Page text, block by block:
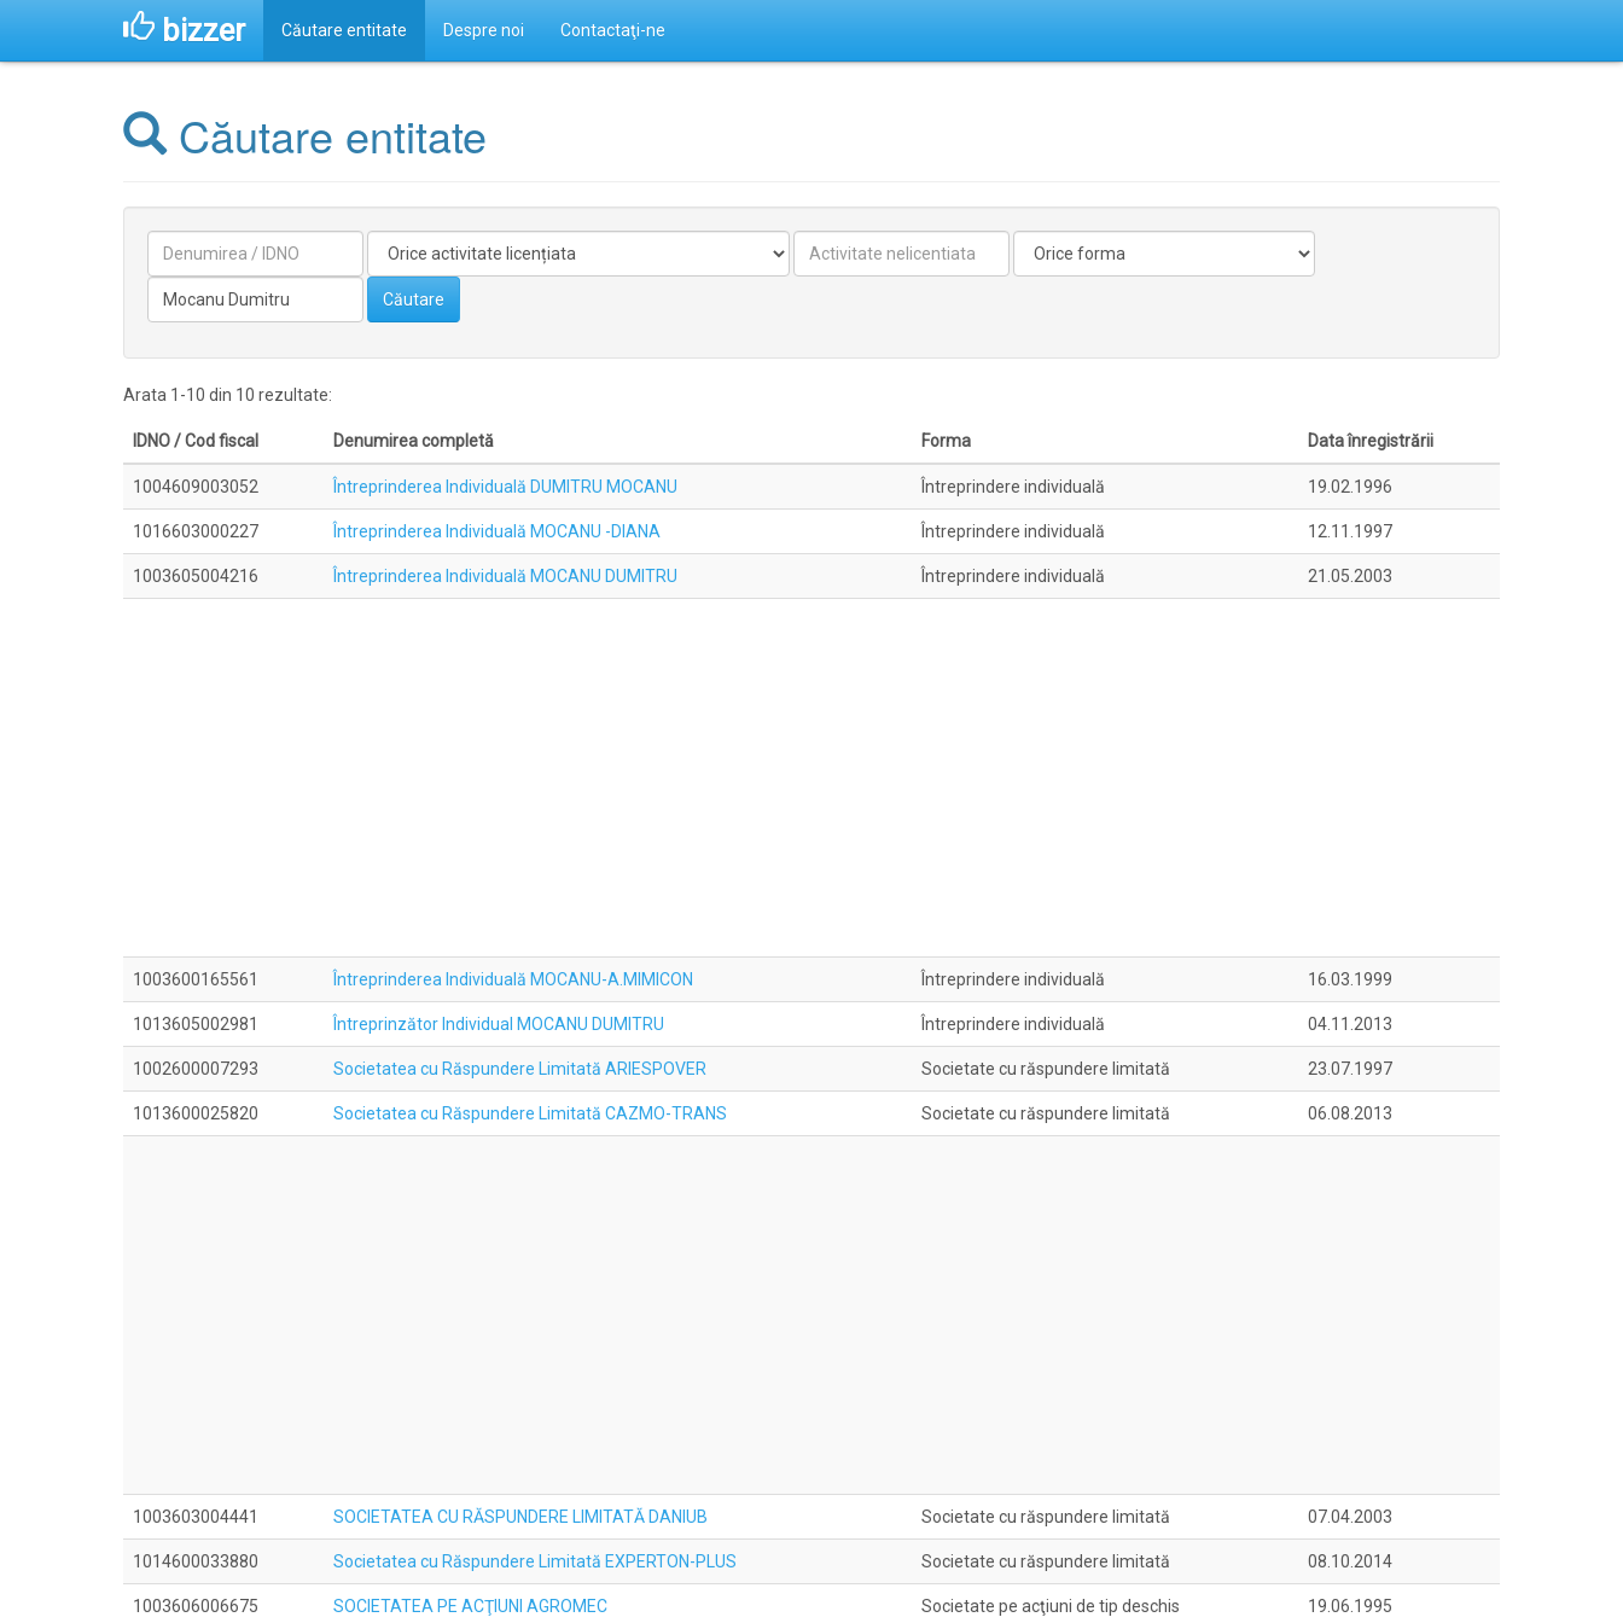
bizzer Căutare entitate Despre noi Contactaţi-ne
Căutare entitate
licentiata
nelicentiata
Căutare
Arata 1-10 din 10 rezultate:
IDNO / Cod fiscal Denumirea completă Forma Data înregistrării
1004609003052 Întreprinderea Individuală DUMITRU MOCANU Întreprindere individuală 19.02.1996
1016603000227 Întreprinderea Individuală MOCANU -DIANA Întreprindere individuală 12.11.1997
1003605004216 Întreprinderea Individuală MOCANU DUMITRU Întreprindere individuală 21.05.2003
1003600165561 Întreprinderea Individuală MOCANU-A.MIMICON Întreprindere individuală 16.03.1999
1013605002981 Întreprinzător Individual MOCANU DUMITRU Întreprindere individuală 04.11.2013
1002600007293 Societatea cu Răspundere Limitată ARIESPOVER Societate cu răspundere limitată 23.07.1997
1013600025820 Societatea cu Răspundere Limitată CAZMO-TRANS Societate cu răspundere limitată 06.08.2013
1003603004441 SOCIETATEA CU RĂSPUNDERE LIMITATĂ DANIUB Societate cu răspundere limitată 07.04.2003
1014600033880 Societatea cu Răspundere Limitată EXPERTON-PLUS Societate cu răspundere limitată 08.10.2014
1003606006675 SOCIETATEA PE ACŢIUNI AGROMEC Societate pe acţiuni de tip deschis 19.06.1995